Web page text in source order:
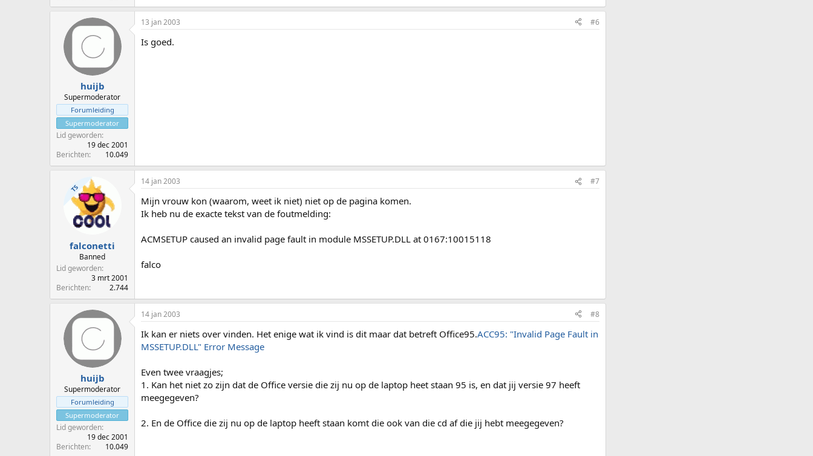
huijb
Supermoderator
Forumleiding
Supermoderator
Lid geworden
19 dec 2001
Berichten
10.049
13 jan 2003 #6
Is goed.
TS
falconetti
Banned
Lid geworden
3 mrt 2001
Berichten
2.744
14 jan 2003 #7
Mijn vrouw kon (waarom, weet ik niet) niet op de pagina komen.
Ik heb nu de exacte tekst van de foutmelding:
ACMSETUP caused an invalid page fault in module MSSETUP.DLL at 0167:10015118
falco
huijb
Supermoderator
Forumleiding
Supermoderator
Lid geworden
19 dec 2001
Berichten
10.049
14 jan 2003 #8
Ik kan er niets over vinden. Het enige wat ik vind is dit maar dat betreft Office95.ACC95: "Invalid Page Fault in
MSSETUP.DLL" Error Message
Even twee vraagjes;
1. Kan het niet zo zijn dat de Office versie die zij nu op de laptop heet staan 95 is, en dat jij versie 97 heeft
meegegeven?
2. En de Office die zij nu op de laptop heeft staan komt die ook van die cd af die jij hebt meegegeven?